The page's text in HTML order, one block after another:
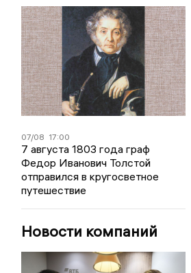
07/08 17:00
7 августа 1803 года граф
Федор Иванович Толстой
отправился в кругосветное
путешествие
Новости компаний